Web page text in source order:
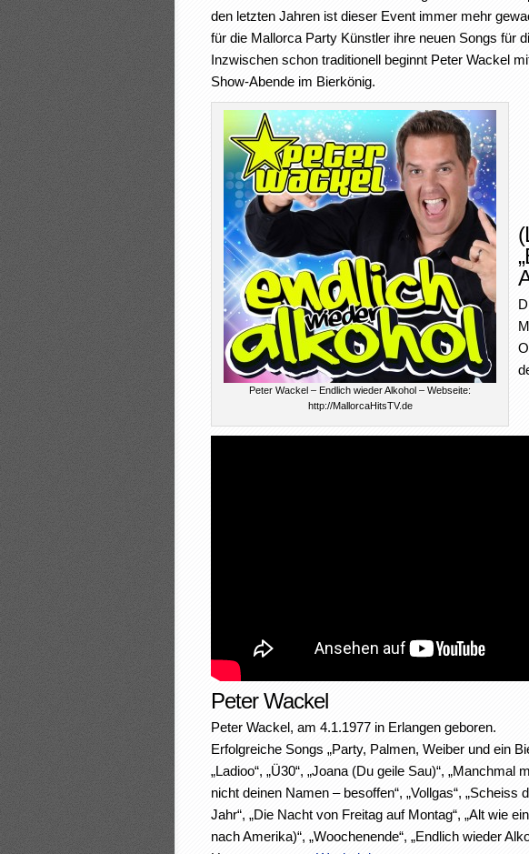
den letzten Jahren ist dieser Event immer mehr
für die Mallorca Party Künstler ihre neuen Songs für
Inzwischen schon traditionell beginnt Peter Wackel
Show-Abende im Bierkönig.
Peter Wackel – Endlich wieder Alkohol – Webseite:
http://MallorcaHitsTV.de
Peter Wackel
Peter Wackel, am 4.1.1977 in Erlangen geboren.
Erfolgreiche Songs „Party, Palmen, Weiber und ein
„Ladioo“, „Ü30“, „Joana (Du geile Sau)“, „Manchmal
nicht deinen Namen – besoffen“, „Vollgas“,
Jahr“, „Die Nacht von Freitag auf Montag“, „Alt wie
nach Amerika)“, „Woochenende“, „Endlich wieder